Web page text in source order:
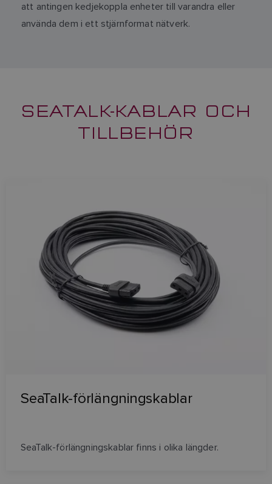
att antingen kedjekoppla enheter till varandra eller
använda dem i ett stjärnformat nätverk.
SEATALK-KABLAR OCH
TILLBEHÖR
SeaTalk-förlängningskablar
SeaTalk-förlängningskablar finns i olika längder.